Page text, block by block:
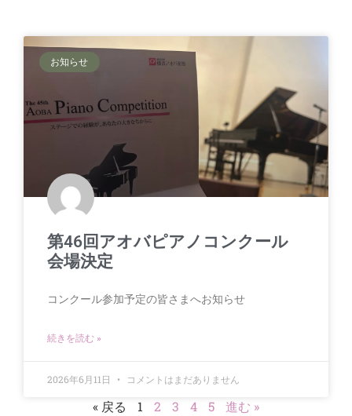
お知らせ
第46回アオバピアノコンクール
会場決定
コンクール参加予定の皆さまへお知らせ
続きを読む »
2026年6月11日 コメントはまだありません
« 戻る 1 2 3 4 5 進む »